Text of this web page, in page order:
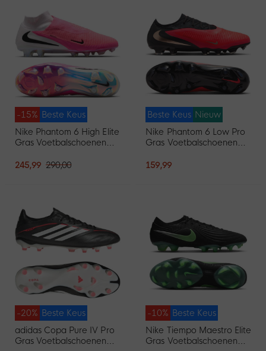
Beste Keus
-15%
Nike Phantom 6 High Elite
Gras Voetbalschoenen
245,99 290,00
Beste Keus Nieuw
Nike Phantom 6 Low Pro
Gras Voetbalschoenen
159,99
Beste Keus
-20%
adidas Copa Pure IV Pro
Gras Voetbalschoenen
Beste Keus
-10%
Nike Tiempo Maestro Elite
Gras Voetbalschoenen